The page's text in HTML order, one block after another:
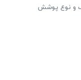
و نوع پوشش